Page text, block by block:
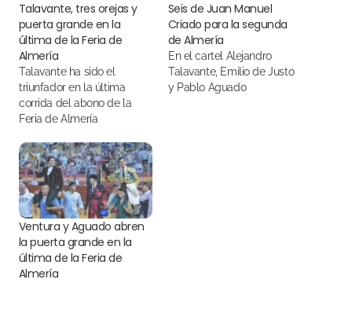
Talavante, tres orejas y
puerta grande en la
última de la Feria de
Almería
Talavante ha sido el
triunfador en la última
corrida del abono de la
Feria de Almería
Seis de Juan Manuel
Criado para la segunda
de Almería
En el cartel Alejandro
Talavante, Emilio de Justo
y Pablo Aguado
Ventura y Aguado abren
la puerta grande en la
última de la Feria de
Almería